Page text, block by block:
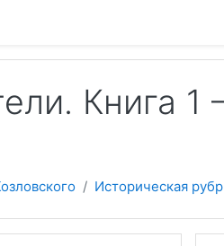
Книга
Историческая